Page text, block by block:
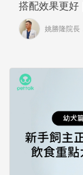
搭配效果更
姚勝隆院長